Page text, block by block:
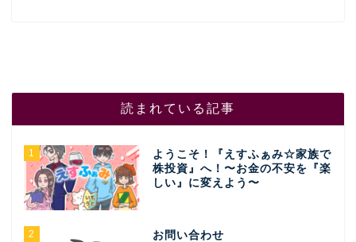
読まれている記事
1
ようこそ！『えすふぁみ☆家族で
株投資』へ！〜お金の不安を『楽
しい』に変えよう〜
2 お問い合わせ